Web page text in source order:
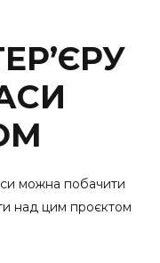
можна побачити
над цим проєктом